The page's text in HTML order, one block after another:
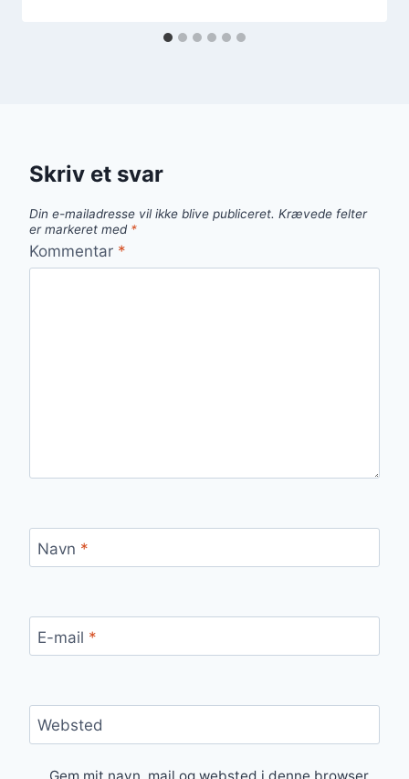
Skriv et svar
Din e-mailadresse vil ikke blive publiceret. Krævede felter
er markeret med *
Kommentar *
Navn *
E-mail *
Websted